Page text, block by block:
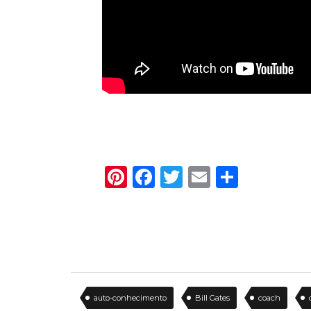
Pinterest
Facebook
Twitter
Email
auto-conhecimento Bill Gates coach